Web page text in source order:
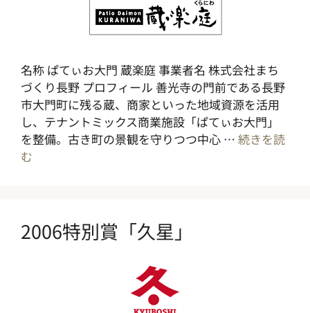
名称 ぱてぃお大門 蔵楽庭 事業者名 株式会社まち
づくり長野 プロフィール 善光寺の門前である長野
市大門町に残る蔵、商家といった地域資源を活用
し、テナントミックス商業施設「ぱてぃお大門」
を整備。古き町の景観を守りつつ中心 … 続きを読
む
2006特別賞「久星」